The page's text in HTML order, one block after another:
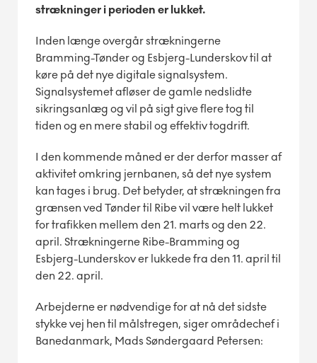
strækninger i perioden er lukket.
Inden længe overgår strækningerne
Bramming-Tønder og Esbjerg-Lunderskov til at
køre på det nye digitale signalsystem.
Signalsystemet afløser de gamle nedslidte
sikringsanlæg og vil på sigt give flere tog til
tiden og en mere stabil og effektiv togdrift.
I den kommende måned er der derfor masser af
aktivitet omkring jernbanen, så det nye system
kan tages i brug. Det betyder, at strækningen fra
grænsen ved Tønder til Ribe vil være helt lukket
for trafikken mellem den 21. marts og den 22.
april. Strækningerne Ribe-Bramming og
Esbjerg-Lunderskov er lukkede fra den 11. april til
den 22. april.
Arbejderne er nødvendige for at nå det sidste
stykke vej hen til målstregen, siger områdechef i
Banedanmark, Mads Søndergaard Petersen: